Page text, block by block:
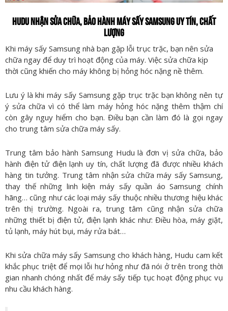
HUDU NHẬN SỬA CHỮA, BẢO HÀNH MÁY SẤY SAMSUNG UY TÍN, CHẤT
LƯỢNG
Khi máy sấy Samsung nhà bạn gặp lỗi trục trặc, bạn nên sửa
chữa ngay để duy trì hoạt động của máy. Việc sửa chữa kịp
thời cũng khiến cho máy không bị hỏng hóc nặng nề thêm.
Lưu ý là khi máy sấy Samsung gặp trục trặc bạn không nên tự
ý sửa chữa vì có thể làm máy hỏng hóc nặng thêm thậm chí
còn gây nguy hiểm cho bạn. Điều bạn cần làm đó là gọi ngay
cho trung tâm sửa chữa máy sấy.
Trung tâm bảo hành Samsung Hudu là đơn vị sửa chữa, bảo
hành điện tử điện lạnh uy tín, chất lượng đã được nhiều khách
hàng tin tưởng. Trung tâm nhận sửa chữa máy sấy Samsung,
thay thế những linh kiện máy sấy quần áo Samsung chính
hãng… cũng như các loại máy sấy thuộc nhiều thương hiệu khác
trên thị trường. Ngoài ra, trung tâm cũng nhận sửa chữa
những thiết bị điện tử, điện lạnh khác như: Điều hòa, máy giặt,
tủ lạnh, máy hút bụi, máy rửa bát…
Khi sửa chữa máy sấy Samsung cho khách hàng, Hudu cam kết
khắc phục triệt để mọi lỗi hư hỏng như đã nói ở trên trong thời
gian nhanh chóng nhất để máy sấy tiếp tục hoạt động phục vụ
nhu cầu khách hàng.